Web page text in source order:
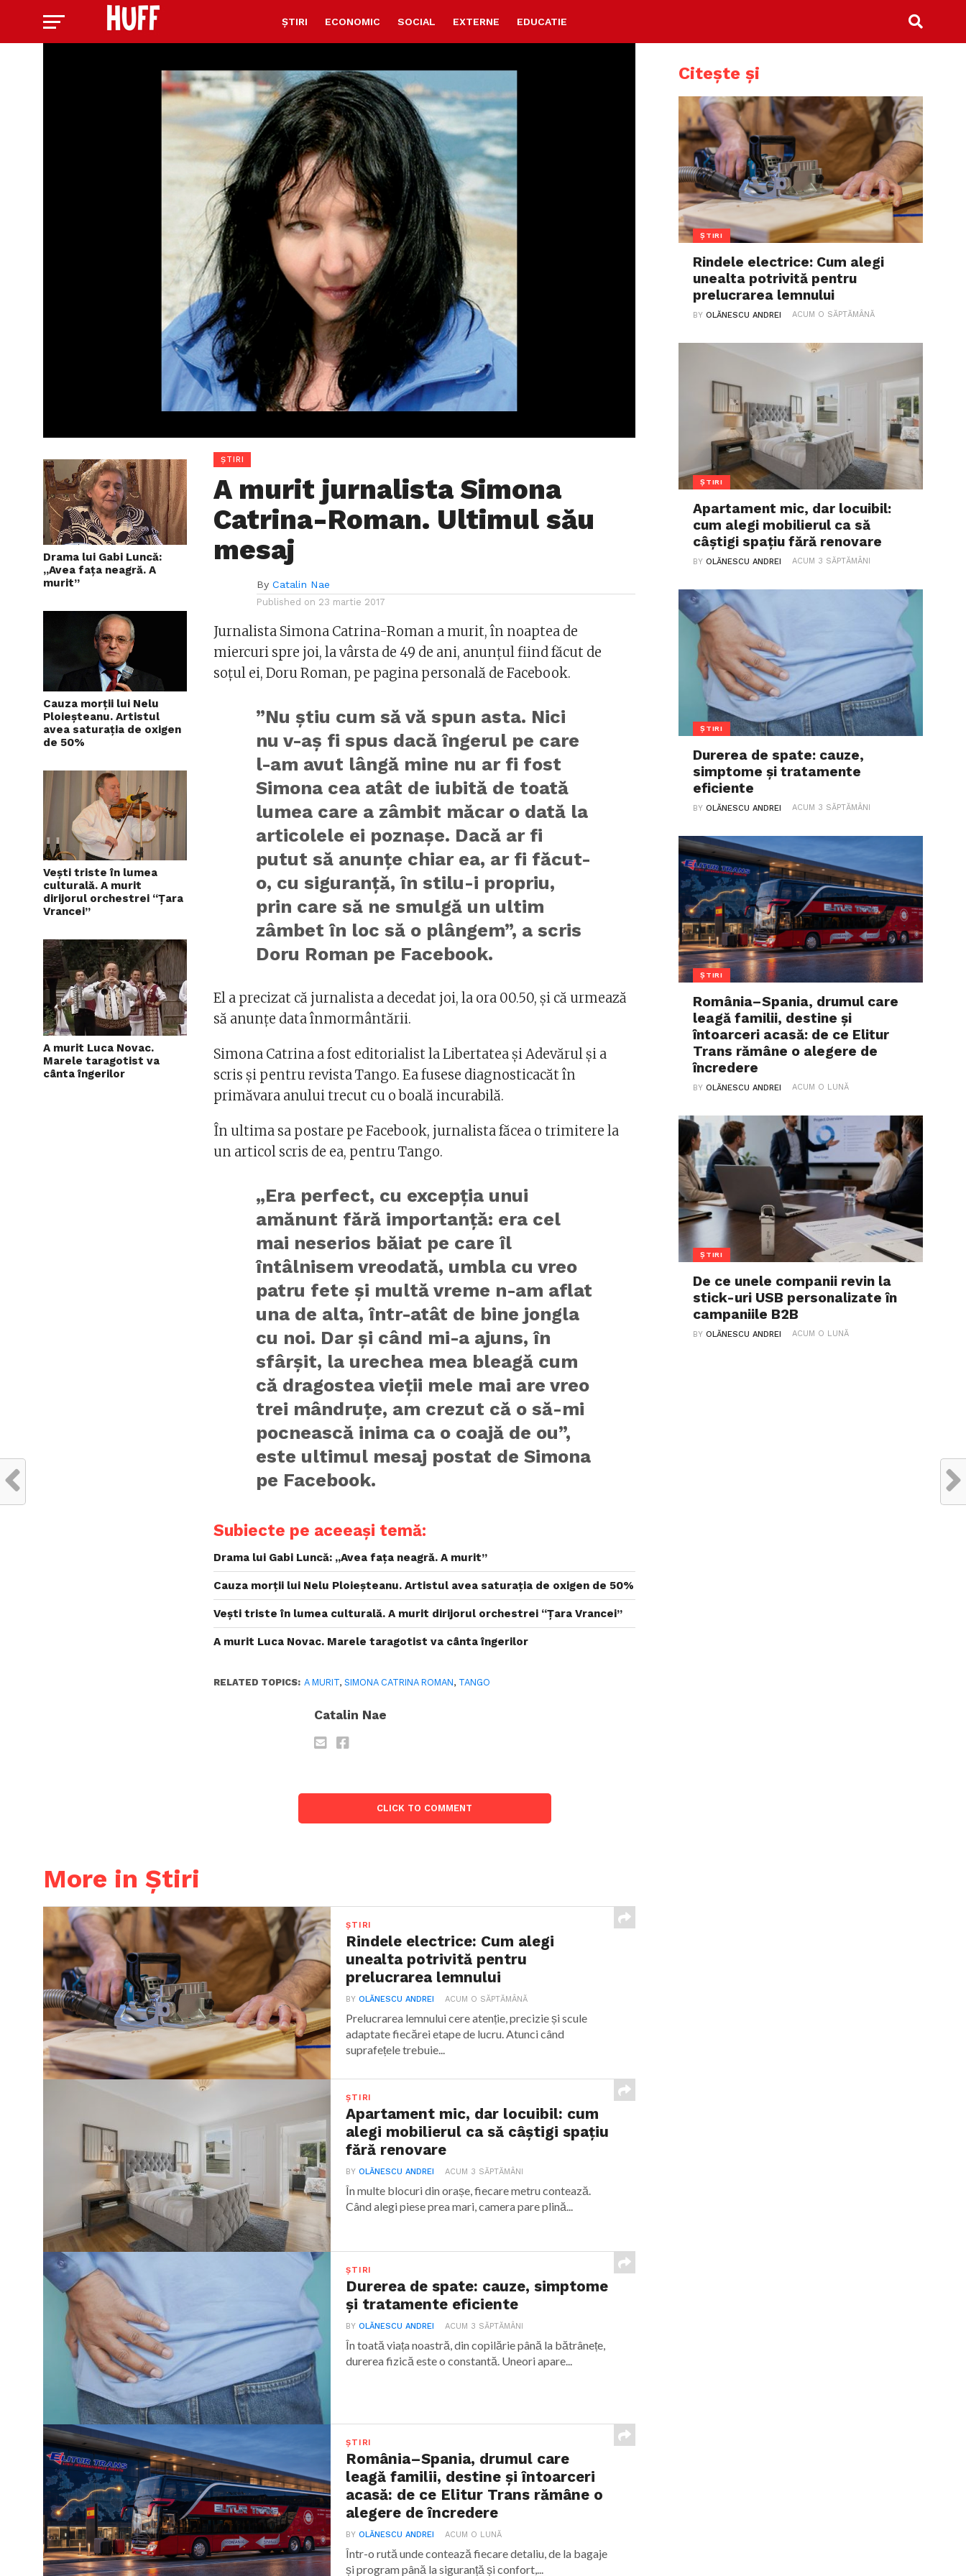
ȘTIRI ECONOMIC SOCIAL EXTERNE EDUCATIE
Drama lui Gabi Luncă:
„Avea faţa neagră. A
murit”
Cauza morții lui Nelu
Ploieșteanu. Artistul
avea saturația de oxigen
de 50%
Vești triste în lumea
culturală. A murit
dirijorul orchestrei “Ţara
Vrancei”
A murit Luca Novac.
Marele taragotist va
cânta îngerilor
ȘTIRI
A murit jurnalista Simona
Catrina-Roman. Ultimul său
mesaj
By Catalin Nae
Published on 23 martie 2017
Jurnalista Simona Catrina-Roman a murit, în noaptea de
miercuri spre joi, la vârsta de 49 de ani, anunţul fiind făcut de
soţul ei, Doru Roman, pe pagina personală de Facebook.
”Nu ştiu cum să vă spun asta. Nici
nu v-aş fi spus dacă îngerul pe care
l-am avut lângă mine nu ar fi fost
Simona cea atât de iubită de toată
lumea care a zâmbit măcar o dată la
articolele ei poznaşe. Dacă ar fi
putut să anunţe chiar ea, ar fi făcut-
o, cu siguranţă, în stilu-i propriu,
prin care să ne smulgă un ultim
zâmbet în loc să o plângem”, a scris
Doru Roman pe Facebook.
El a precizat că jurnalista a decedat joi, la ora 00.50, şi că urmează
să anunţe data înmormântării.
Simona Catrina a fost editorialist la Libertatea şi Adevărul şi a
scris şi pentru revista Tango. Ea fusese diagnosticacăt în
primăvara anului trecut cu o boală incurabilă.
În ultima sa postare pe Facebook, jurnalista făcea o trimitere la
un articol scris de ea, pentru Tango.
„Era perfect, cu excepția unui
amănunt fără importanță: era cel
mai neserios băiat pe care îl
întâlnisem vreodată, umbla cu vreo
patru fete și multă vreme n-am aflat
una de alta, într-atât de bine jongla
cu noi. Dar și când mi-a ajuns, în
sfârșit, la urechea mea bleagă cum
că dragostea vieții mele mai are vreo
trei mândruțe, am crezut că o să-mi
pocnească inima ca o coajă de ou”,
este ultimul mesaj postat de Simona
pe Facebook.
Subiecte pe aceeași temă:
Drama lui Gabi Luncă: „Avea faţa neagră. A murit”
Cauza morții lui Nelu Ploieșteanu. Artistul avea saturația de oxigen de 50%
Vești triste în lumea culturală. A murit dirijorul orchestrei “Ţara Vrancei”
A murit Luca Novac. Marele taragotist va cânta îngerilor
RELATED TOPICS: A MURIT,SIMONA CATRINA ROMAN, TANGO
Catalin Nae
CLICK TO COMMENT
More in Știri
ȘTIRI
Rindele electrice: Cum alegi
unealta potrivită pentru
prelucrarea lemnului
BYOLĂNESCU ANDREI ACUM O SĂPTĂMÂNĂ
Prelucrarea lemnului cere atenție, precizie și scule
adaptate fiecărei etape de lucru. Atunci când
suprafețele trebuie...
ȘTIRI
Apartament mic, dar locuibil: cum
alegi mobilierul ca să câștigi spațiu
fără renovare
BYOLĂNESCU ANDREI ACUM 3 SĂPTĂMÂNI
În multe blocuri din orașe, fiecare metru contează.
Când alegi piese prea mari, camera pare plină...
ȘTIRI
Durerea de spate: cauze, simptome
și tratamente eficiente
BYOLĂNESCU ANDREI ACUM 3 SĂPTĂMÂNI
În toată viața noastră, din copilărie până la bătrânețe,
durerea fizică este o constantă. Uneori apare...
ȘTIRI
România–Spania, drumul care
leagă familii, destine și întoarceri
acasă: de ce Elitur Trans rămâne o
alegere de încredere
BYOLĂNESCU ANDREI ACUM O LUNĂ
Într-o rută unde contează fiecare detaliu, de la bagaje
și program până la siguranță și confort,...
Citește și
ȘTIRI
Rindele electrice: Cum alegi
unealta potrivită pentru
prelucrarea lemnului
BYOLĂNESCU ANDREI ACUM O SĂPTĂMÂNĂ
ȘTIRI
Apartament mic, dar locuibil:
cum alegi mobilierul ca să
câștigi spațiu fără renovare
BYOLĂNESCU ANDREI ACUM 3 SĂPTĂMÂNI
ȘTIRI
Durerea de spate: cauze,
simptome și tratamente
eficiente
BYOLĂNESCU ANDREI ACUM 3 SĂPTĂMÂNI
ȘTIRI
România–Spania, drumul care
leagă familii, destine și
întoarceri acasă: de ce Elitur
Trans rămâne o alegere de
încredere
BYOLĂNESCU ANDREI ACUM O LUNĂ
ȘTIRI
De ce unele companii revin la
stick-uri USB personalizate în
campaniile B2B
BYOLĂNESCU ANDREI ACUM O LUNĂ